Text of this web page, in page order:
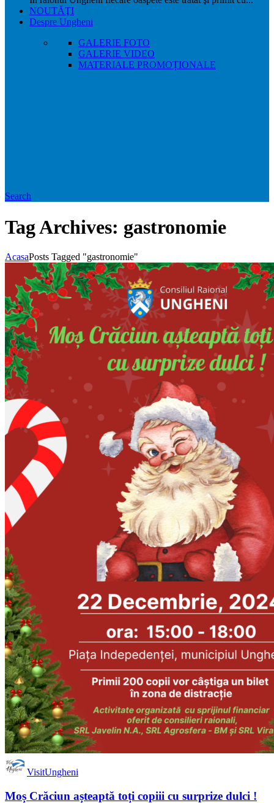
NOUTĂŢI
Despre Ungheni
GALERIE FOTO
GALERIE VIDEO
MATERIALE PROMOȚIONALE
Search
Tag Archives: gastronomie
AcasaPosts Tagged "gastronomie"
VisitUngheni
Moș Crăciun așteaptă toți copiii cu surprize dulci !